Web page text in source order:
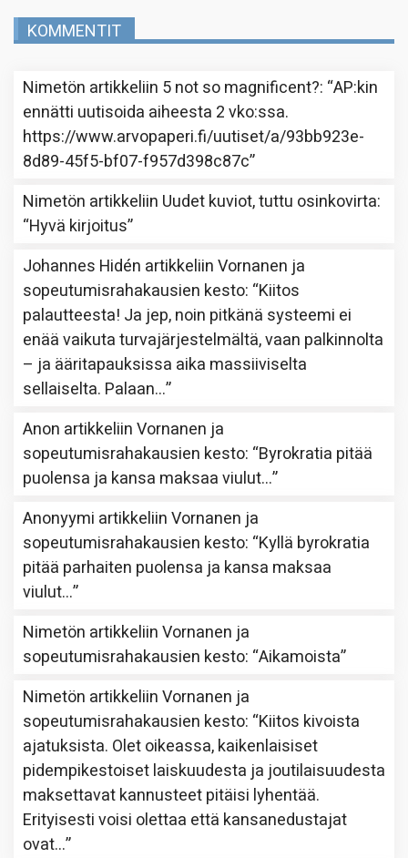
KOMMENTIT
Nimetön artikkeliin 5 not so magnificent?: “AP:kin
ennätti uutisoida aiheesta 2 vko:ssa.
https://www.arvopaperi.fi/uutiset/a/93bb923e-
8d89-45f5-bf07-f957d398c87c”
Nimetön artikkeliin Uudet kuviot, tuttu osinkovirta:
“Hyvä kirjoitus”
Johannes Hidén artikkeliinVornanen ja
sopeutumisrahakausien kesto: “Kiitos
palautteesta! Ja jep, noin pitkänä systeemi ei
enää vaikuta turvajärjestelmältä, vaan palkinnolta
– ja ääritapauksissa aika massiiviselta
sellaiselta. Palaan…”
Anon artikkeliinVornanen ja
sopeutumisrahakausien kesto: “Byrokratia pitää
puolensa ja kansa maksaa viulut…”
Anonyymi artikkeliinVornanen ja
sopeutumisrahakausien kesto: “Kyllä byrokratia
pitää parhaiten puolensa ja kansa maksaa
viulut…”
Nimetön artikkeliinVornanen ja
sopeutumisrahakausien kesto: “Aikamoista”
Nimetön artikkeliinVornanen ja
sopeutumisrahakausien kesto: “Kiitos kivoista
ajatuksista. Olet oikeassa, kaikenlaisiset
pidempikestoiset laiskuudesta ja joutilaisuudesta
maksettavat kannusteet pitäisi lyhentää.
Erityisesti voisi olettaa että kansanedustajat
ovat…”